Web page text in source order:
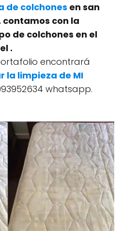
de colchones en san
con la
de colchones en el
.
encontrará
la limpieza de MI
whatsapp.